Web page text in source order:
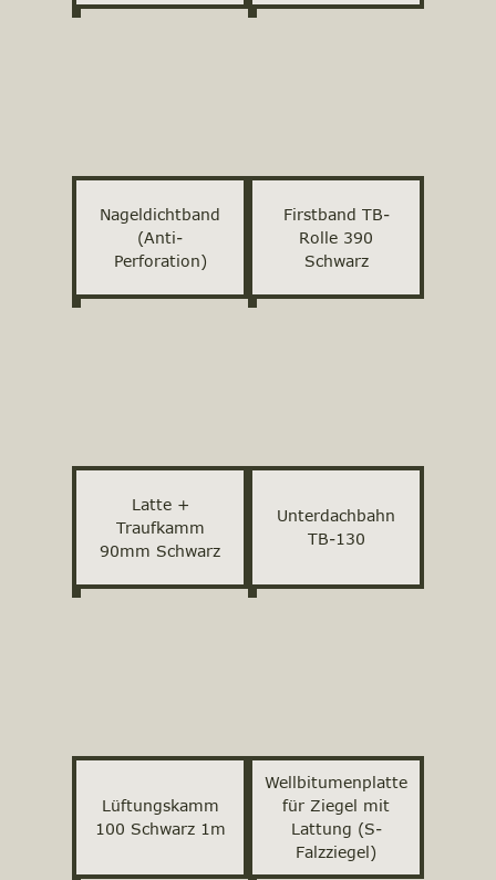
Nageldichtband
(Anti-
Perforation)
Firstband TB-
Rolle 390
Schwarz
Latte +
Traufkamm
90mm Schwarz
Unterdachbahn
TB-130
Lüftungskamm
100 Schwarz 1m
Wellbitumenplatte
für Ziegel mit
Lattung (S-
Falzziegel)